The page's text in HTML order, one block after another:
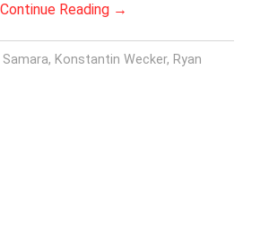
Continue Reading →
, Konstantin Wecker, Ryan